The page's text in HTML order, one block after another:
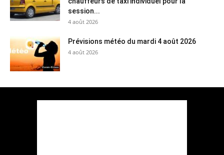
session...
4 août 2026
Prévisions météo du mardi 4 août 2026
4 août 2026